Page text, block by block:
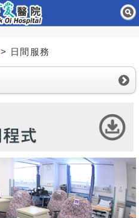
> 日間服務